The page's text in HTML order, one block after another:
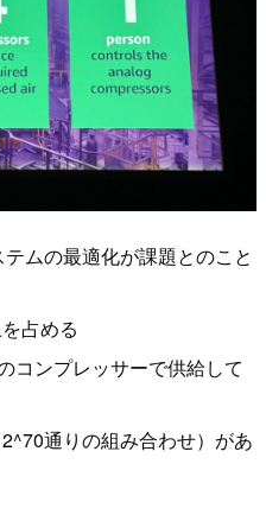
ムの最適化が課題とのこと
占める
コンプレッサーで供給して
通りの組み合わせ）があ